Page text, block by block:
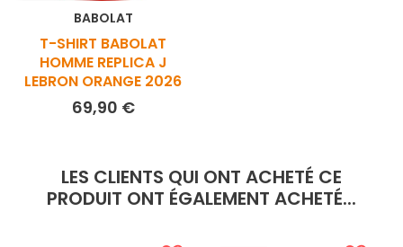
BABOLAT
T-SHIRT BABOLAT
HOMME REPLICA J
LEBRON ORANGE 2026
69,90 €Prix
LES CLIENTS QUI ONT ACHETÉ CE
PRODUIT ONT ÉGALEMENT ACHETÉ...